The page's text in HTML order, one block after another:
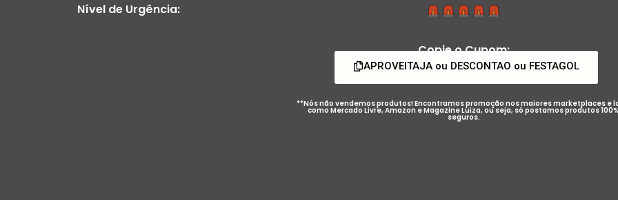
Nível de Urgência:
Copie o Cupom:
APROVEITAJA ou DESCONTAO ou FESTAGOL
**Nós não vendemos produtos! Encontramos promoção nos maiores marketplaces e
como Mercado Livre, Amazon e Magazine Luiza, ou seja, só postamos produtos 100%
seguros.